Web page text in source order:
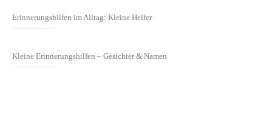
Erinnerungshilfen im Alltag: Kleine Helfer
Kleine Erinnerungshilfen – Gesichter & Namen